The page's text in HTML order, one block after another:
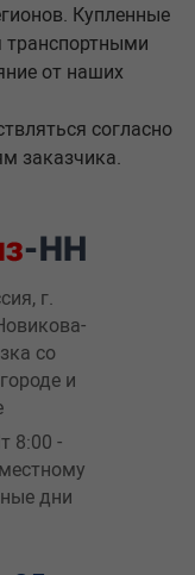
Купленные
транспортными
от наших
согласно
заказчика.
г.
со
и
8:00 -
дни